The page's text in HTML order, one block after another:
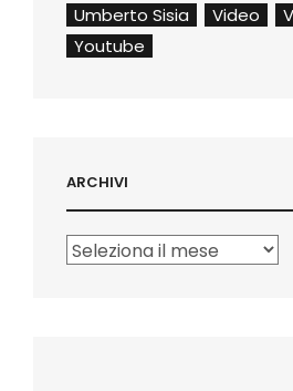
Umberto Sisia
Video
Youtube
ARCHIVI
Archivi